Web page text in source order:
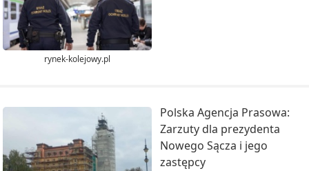
rynek-kolejowy.pl
Polska Agencja Prasowa:
Zarzuty dla prezydenta
Nowego Sącza i jego
zastępcy